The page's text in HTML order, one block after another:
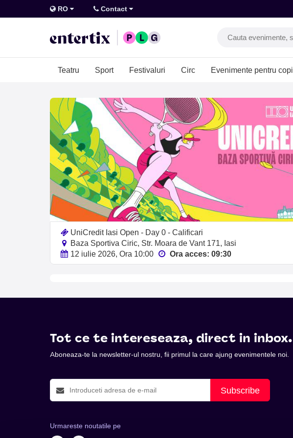
RO Contact
Teatru Sport Festivaluri Circ Evenimente pentru
UniCredit Iasi Open - Day 0 - Calificari
Baza Sportiva Ciric, Str. Moara de Vant 171, Iasi
12 iulie 2026, Ora 10:00
Ora acces: 09:30
Tot ce te intereseaza, direct in inbox.
Aboneaza-te la newsletter-ul nostru, fii primul la care ajung evenimentele noi.
Subscribe
Urmareste noutatile pe